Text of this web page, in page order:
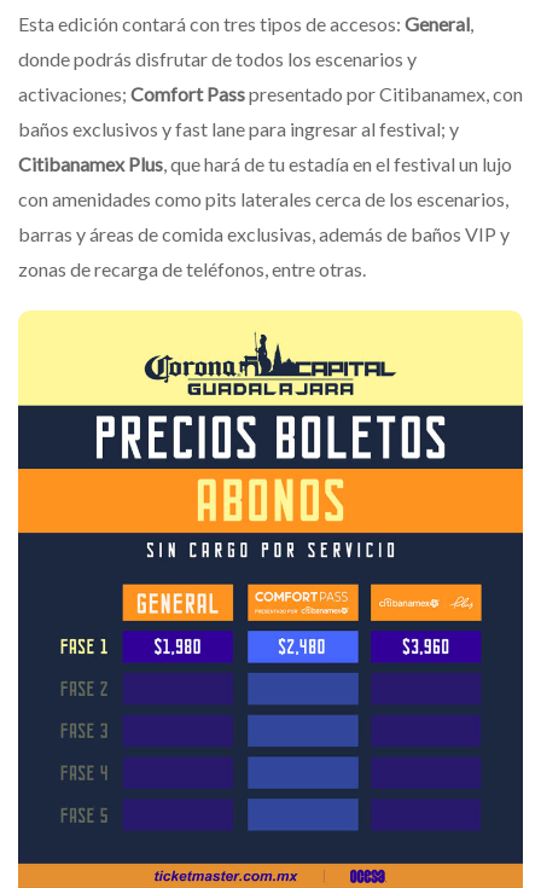
Esta edición contará con tres tipos de accesos: General,
donde podrás disfrutar de todos los escenarios y
activaciones; Comfort Passpresentado por Citibanamex, con
baños exclusivos y fast lane para ingresar al festival; y
Citibanamex Plus, que hará de tu estadía en el festival un lujo
con amenidades como pits laterales cerca de los escenarios,
barras y áreas de comida exclusivas, además de baños VIP y
zonas de recarga de teléfonos, entre otras.